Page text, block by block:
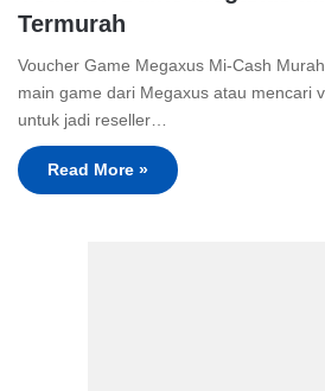
Termurah
Voucher Game Megaxus Mi-Cash
main game dari Megaxus atau mencari
untuk jadi reseller…
Read More »